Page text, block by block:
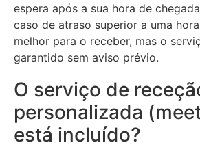
espera após a sua hora de
caso de atraso superior a uma
melhor para o receber, mas o
garantido sem aviso prévio.
O serviço de
personalizada
está incluído?